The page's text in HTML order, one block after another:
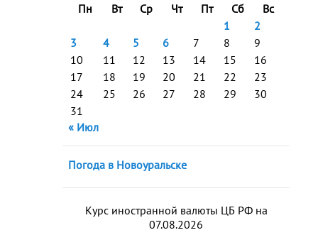
Пн
Вт Ср Чт Пт Сб
Вс
1
2
3
4 5 6 7 8
9
10
11 12 13 14 15
16
17
18 19 20 21 22
23
24
25 26 27 28 29
30
31
« Июл
Погода в Новоуральске
Курс иностранной валюты ЦБ РФ на
07.08.2026